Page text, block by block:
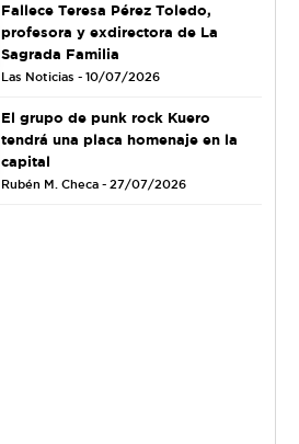
Fallece Teresa Pérez Toledo,
profesora y exdirectora de La
Sagrada Familia
Las Noticias - 10/07/2026
El grupo de punk rock Kuero
tendrá una placa homenaje en la
capital
Rubén M. Checa - 27/07/2026